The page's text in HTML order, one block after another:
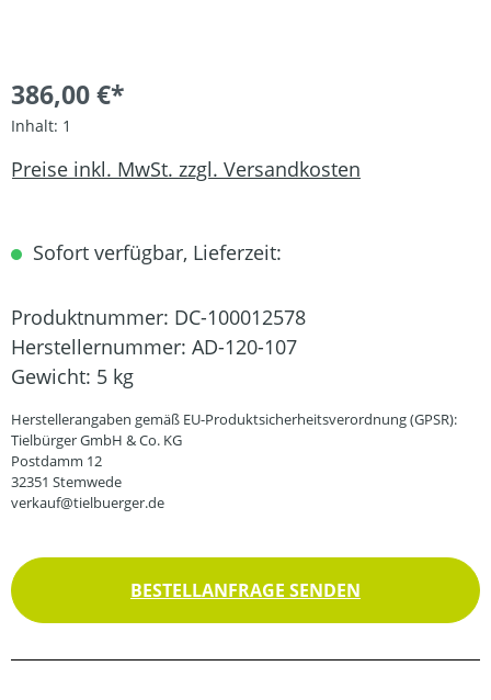
386,00 €*
Inhalt: 1
Preise inkl. MwSt. zzgl. Versandkosten
Sofort verfügbar, Lieferzeit:
Produktnummer: DC-100012578
Herstellernummer: AD-120-107
Gewicht: 5 kg
Herstellerangaben gemäß EU-Produktsicherheitsverordnung (GPSR):
Tielbürger GmbH & Co. KG
Postdamm 12
32351 Stemwede
verkauf@tielbuerger.de
BESTELLANFRAGE SENDEN